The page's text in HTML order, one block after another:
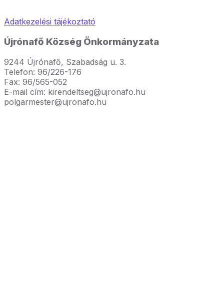
Adatkezelési tájékoztató
Újrónafő Község Önkormányzata
9244 Újrónafő, Szabadság u. 3.
Telefon: 96/226-176
Fax: 96/565-052
E-mail cím: kirendeltseg@ujronafo.hu
polgarmester@ujronafo.hu